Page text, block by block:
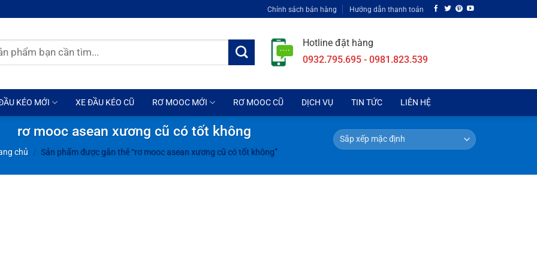
Chính sách bán hàng Hướng dẫn thanh toán
Hotline đặt hàng
0932.795.695 - 0981.823.539
KÉO MỚI XE ĐẦU KÉO CŨ RƠ MOOC MỚI RƠ MOOC CŨ DỊCH VỤ TIN TỨC LIÊN HỆ
rơ mooc asean xương cũ có tốt không
chủ / Sản phẩm được gắn thẻ “rơ mooc asean xương cũ có tốt không”